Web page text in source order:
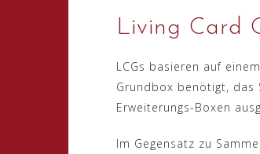
Living Card
LCGs basieren auf
Grundbox benötigt, das
Erweiterungs-Boxen
Im Gegensatz zu